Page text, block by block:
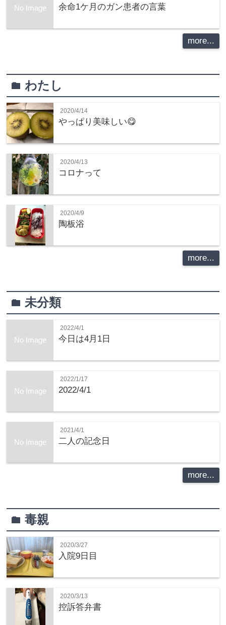
No Image 余命1ケ月のガン患者の言葉
more...
folderわたし
2020/4/14
やっぱり美味しい😋
2020/4/13
コロナって
2020/4/9
陶板浴
more...
folder未分類
No Image
2022/4/1
今日は4月1日
No Image
2022/1/17
2022/4/1
No Image
2021/4/1
二人の記念日
more...
folder毒親
2020/3/27
入院9日目
2020/3/13
控訴答弁書